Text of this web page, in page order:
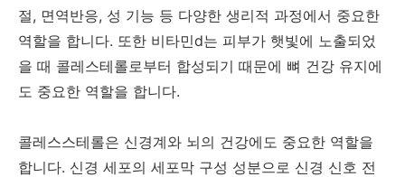
절, 면역반응, 성 기능 등 다양한 생리적 과정에서 중요한
역할을 합니다. 또한 비타민d는 피부가 햇빛에 노출되었
을 때 콜레스테롤로부터 합성되기 때문에 뼈 건강 유지에
도 중요한 역할을 합니다.
콜레스스테롤은 신경계와 뇌의 건강에도 중요한 역할을
합니다. 신경 세포의 세포막 구성 성분으로 신경 신호 전